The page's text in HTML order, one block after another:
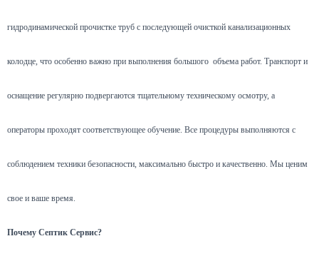
гидродинамической прочистке труб с последующей очисткой канализационных
колодце, что особенно важно при выполнения большого объема работ. Транспорт и
оснащение регулярно подвергаются тщательному техническому осмотру, а
операторы проходят соответствующее обучение. Все процедуры выполняются с
соблюдением техники безопасности, максимально быстро и качественно. Мы ценим
свое и ваше время.
Почему Септик Сервис?